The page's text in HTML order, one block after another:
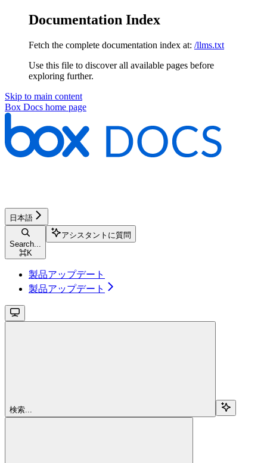
Documentation Index
Fetch the complete documentation index at: /llms.txt
Use this file to discover all available pages before
exploring further.
Skip to main content
Box Docs home page
日本語
Search...
⌘K
アシスタントに質問
製品アップデート
製品アップデート
検索...